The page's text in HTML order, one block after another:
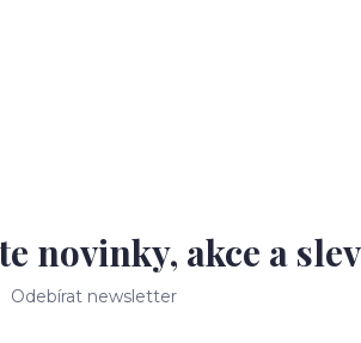
novinky, akce a
Odebírat newsletter